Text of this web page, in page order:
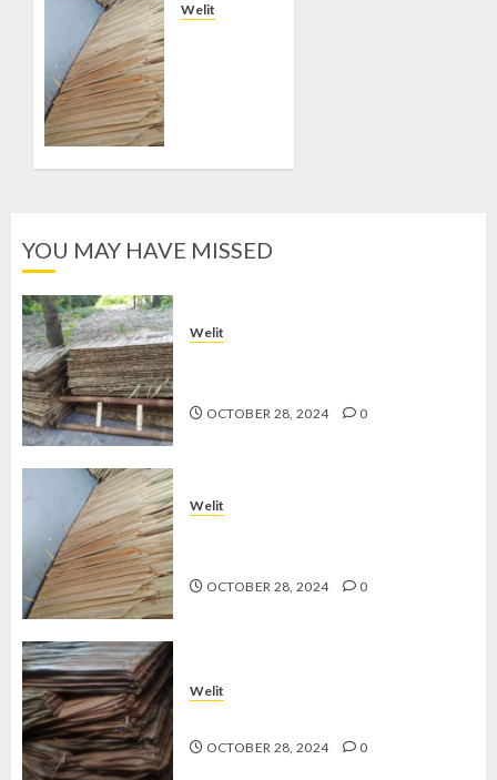
OCTOBER
Welit
YOU MAY HAVE MISSED
Welit
OCTOBER 28, 2024 0
Welit
OCTOBER 28, 2024 0
Welit
OCTOBER 28, 2024 0